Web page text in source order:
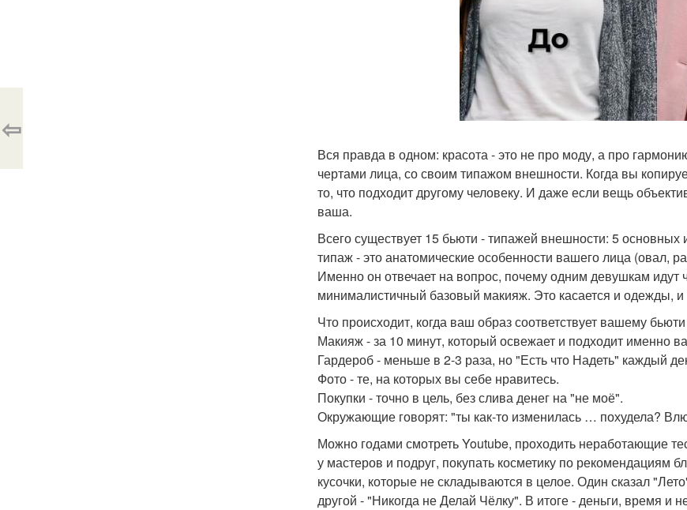
Вся правда в одном: красота - это не про моду, а про
чертами лица, со своим типажом внешности. Когда вы
то, что подходит другому человеку. И даже если вещь
ваша.
Всего существует 15 бьюти - типажей внешности: 5
типаж - это анатомические особенности вашего лица (овал,
Именно он отвечает на вопрос, почему одним девушкам
минималистичный базовый макияж. Это касается и одежды, и
Что происходит, когда ваш образ соответствует вашему
Макияж - за 10 минут, который освежает и подходит именно
Гардероб - меньше в 2-3 раза, но "Есть что Надеть" каждый
Фото - те, на которых вы себе нравитесь.
Покупки - точно в цель, без слива денег на "не моё".
Окружающие говорят: "ты как-то изменилась … похудела?
Можно годами смотреть Youtube, проходить неработающие
у мастеров и подруг, покупать косметику по рекомендациям
кусочки, которые не складываются в целое. Один сказал
другой - "Никогда не Делай Чёлку". В итоге - деньги, время и
⇦